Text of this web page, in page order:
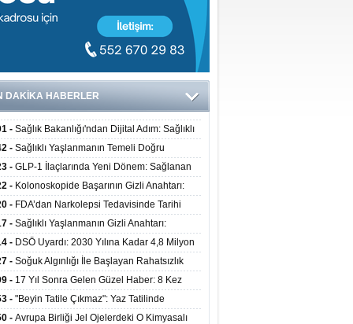
DAKİKA HABERLER
- Sağlık Bakanlığı'ndan Dijital Adım: Sağlıklı
Merkezlerinde Uzaktan Danışmanlık Dönemi
- Sağlıklı Yaşlanmanın Temeli Doğru
Geçiyor: İleri Yaşta Hangi Besin
İhtiyaç Duyuluyor?
- GLP-1 İlaçlarında Yeni Dönem: Sağlanan
Yalnızca Kilo Kaybıyla Sınırlı Değil
- Kolonoskopide Başarının Gizli Anahtarı:
Bağırsak Temizliği Poliplerin Gözden
Neden Oluyor
- FDA’dan Narkolepsi Tedavisinde Tarihi
Oreksin Sistemini Hedefleyen İlk İlaç
Sunuldu
- Sağlıklı Yaşlanmanın Gizli Anahtarı:
Kuvvet Antrenmanı Kas Ve Kemik Sağlığını
- DSÖ Uyardı: 2030 Yılına Kadar 4,8 Milyon
ve Ebe Açığı Oluşabilir
- Soğuk Algınlığı İle Başlayan Rahatsızlık
Yetmezliği Çıktı: 17 Yıl Sonra Nakille
Tutundu
- 17 Yıl Sonra Gelen Güzel Haber: 8 Kez
Hastaya 9'uncu Çağrıda Nakil Yapıldı
- "Beyin Tatile Çıkmaz": Yaz Tatilinde
Yüzde 39'u Unutulabiliyor
- Avrupa Birliği Jel Ojelerdeki O Kimyasalı